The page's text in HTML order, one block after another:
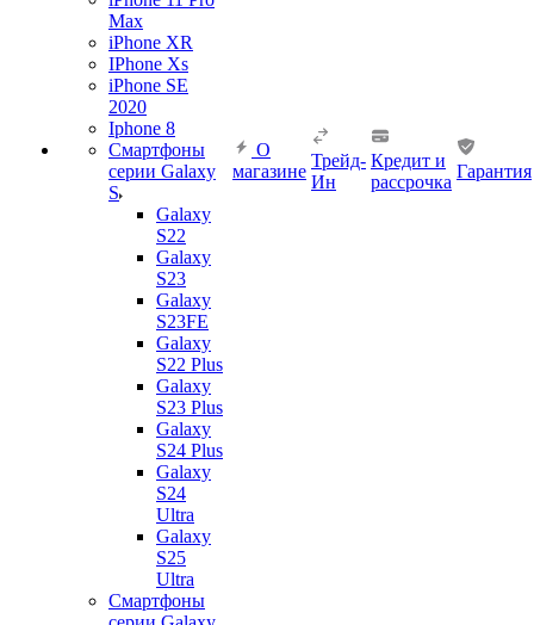
Max
iPhone XR
IPhone Xs
iPhone SE
2020
Iphone 8
Смартфоны
серии Galaxy
S
Galaxy
S22
Galaxy
S23
Galaxy
S23FE
Galaxy
S22 Plus
Galaxy
S23 Plus
Galaxy
S24 Plus
Galaxy
S24
Ultra
Galaxy
S25
Ultra
Смартфоны
О
магазине
Трейд-
Ин
Кредит и
рассрочка
Гарантия